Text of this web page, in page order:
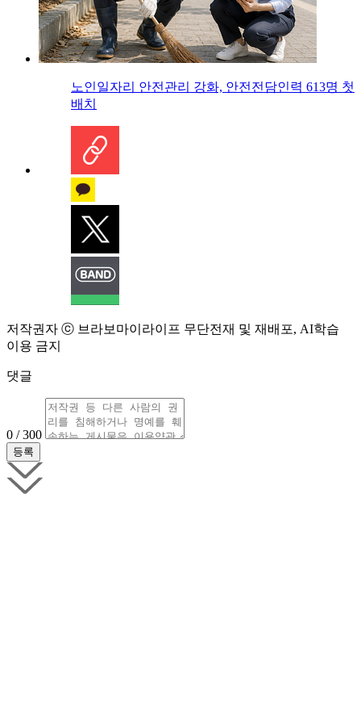
노인일자리 안전관리 강화, 안전전담인력 613명 첫
배치
저작권자 ⓒ 브라보마이라이프 무단전재 및 재배포, AI학습
이용 금지
댓글
0 / 300